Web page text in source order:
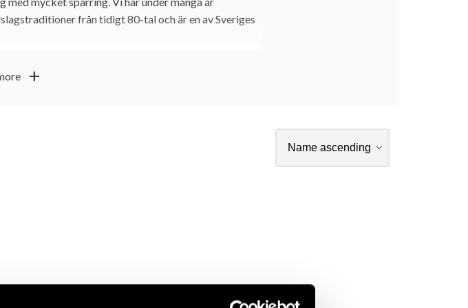
från tidigt 80-tal och är en av Sveriges
reste även flitigt till Frankrike för att träna under
form i systemet Sport Ju-Jutsu som utarbetades
add